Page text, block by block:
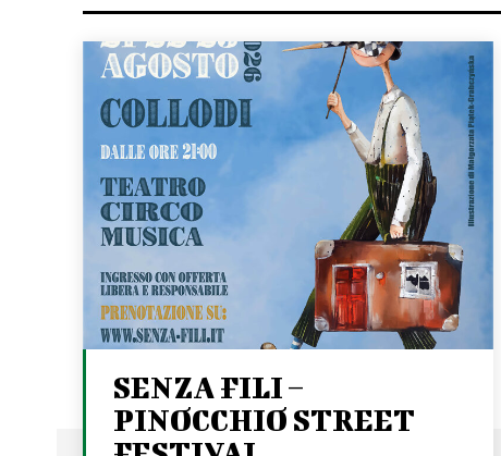
SENZA FILI –
PINOCCHIO STREET